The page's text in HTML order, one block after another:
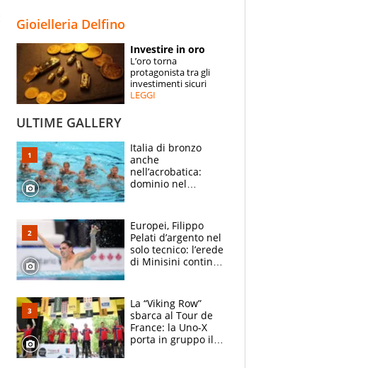
ESPERTI
CONTATTI
Gioielleria Delfino
Investire in oro
L’oro torna
protagonista tra gli
investimenti sicuri
LEGGI
ULTIME GALLERY
Italia di bronzo
anche
nell’acrobatica:
dominio nel
e compagni
continuare
Europei, Filippo
Pelati d’argento nel
solo tecnico: l’erede
di Minisini continua
mirino
La “Viking Row”
sbarca al Tour de
France: la Uno-X
porta in gruppo il